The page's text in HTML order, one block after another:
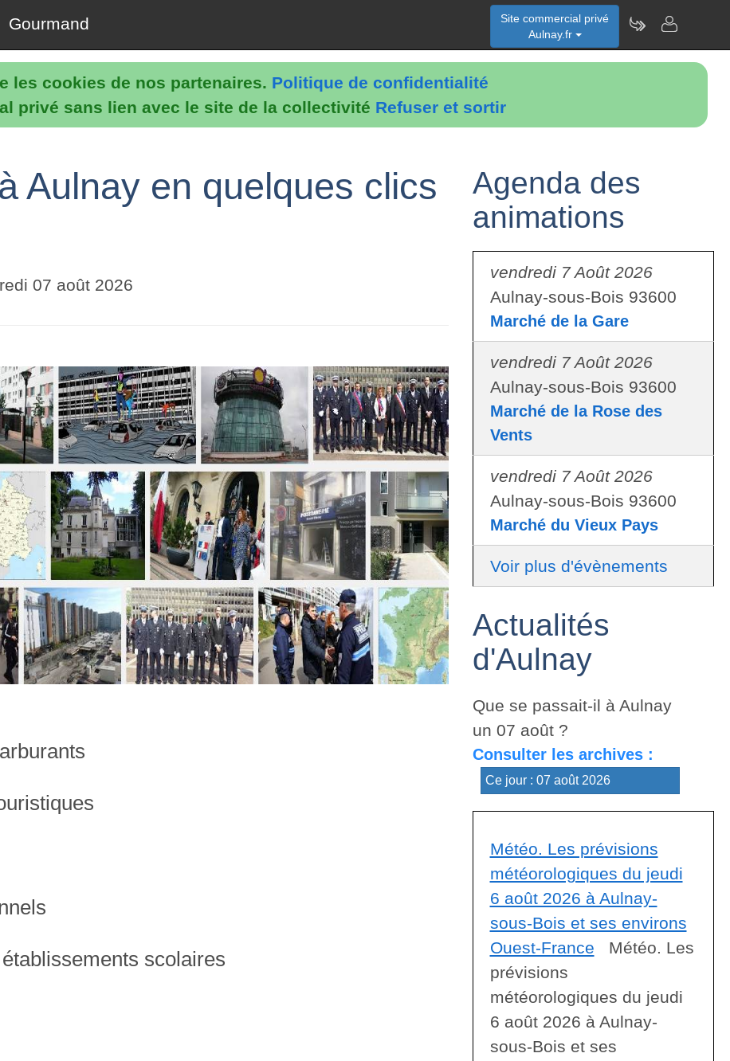
les cookies de nos partenaires. Politique de confidentialité
privé sans lien avec le site de la collectivité Refuser et sortir
Gourmand
Site commercial privé
Aulnay.fr
Aulnay en quelques clics
07 août 2026
scolaires
Agenda des
animations
vendredi 7 Août 2026
Aulnay-sous-Bois 93600
Marché de la Gare
vendredi 7 Août 2026
Aulnay-sous-Bois 93600
Marché de la Rose des
Vents
vendredi 7 Août 2026
Aulnay-sous-Bois 93600
Marché du Vieux Pays
Voir plus d'évènements
Actualités
d'Aulnay
Que se passait-il à Aulnay
un 07 août ?
Consulter les archives :
Météo. Les prévisions
météorologiques du jeudi
6 août 2026 à Aulnay-
sous-Bois et ses environs
Ouest-France Météo. Les
prévisions
météorologiques du jeudi
6 août 2026 à Aulnay-
sous-Bois et ses